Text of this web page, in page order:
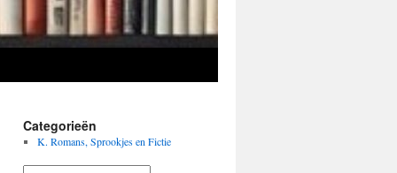
Categorieën
K. Romans, Sprookjes en Fictie